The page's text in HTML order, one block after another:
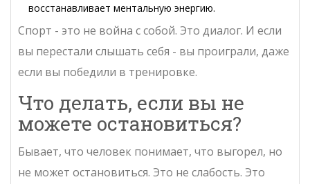
восстанавливает ментальную энергию.
Спорт - это не война с собой. Это диалог. И если
вы перестали слышать себя - вы проиграли, даже
если вы победили в тренировке.
Что делать, если вы не
можете остановиться?
Бывает, что человек понимает, что выгорел, но
не может остановиться. Это не слабость. Это